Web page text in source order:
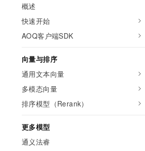
概述
快速开始
AOQ客户端SDK
向量与排序
通用文本向量
多模态向量
排序模型（Rerank）
更多模型
通义法睿